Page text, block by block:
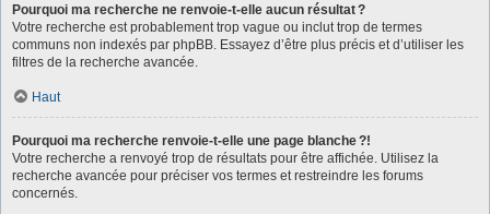
Pourquoi ma recherche ne renvoie-t-elle aucun résultat ?
Votre recherche est probablement trop vague ou inclut trop de termes
communs non indexés par phpBB. Essayez d’être plus précis et d’utiliser les
filtres de la recherche avancée.
Haut
Pourquoi ma recherche renvoie-t-elle une page blanche ?!
Votre recherche a renvoyé trop de résultats pour être affichée. Utilisez la
recherche avancée pour préciser vos termes et restreindre les forums
concernés.